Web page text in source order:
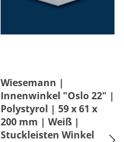
Wiesemann |
Innenwinkel "Oslo 22" |
Polystyrol | 59 x 61 x
200 mm | Weiß |
Stuckleisten Winkel